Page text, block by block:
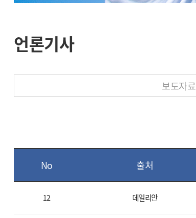
언론기사
보도자료
No 출처
12 데일리안